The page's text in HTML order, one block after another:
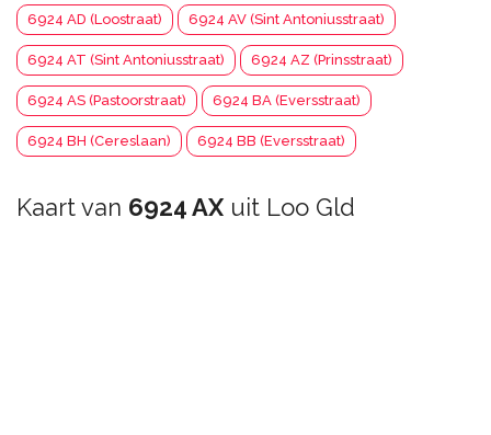
6924 AD (Loostraat) 6924 AV (Sint Antoniusstraat)
6924 AT (Sint Antoniusstraat) 6924 AZ (Prinsstraat)
6924 AS (Pastoorstraat) 6924 BA (Eversstraat)
6924 BH (Cereslaan) 6924 BB (Eversstraat)
Kaart van 6924 AX uit Loo Gld